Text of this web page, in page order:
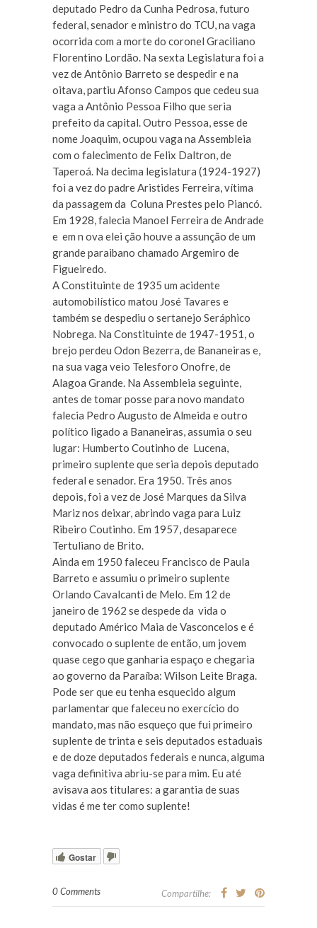
deputado Pedro da Cunha Pedrosa, futuro
federal, senador e ministro do TCU, na vaga
ocorrida com a morte do coronel Graciliano
Florentino Lordão. Na sexta Legislatura foi a
vez de Antônio Barreto se despedir e na
oitava, partiu Afonso Campos que cedeu sua
vaga a Antônio Pessoa Filho que seria
prefeito da capital. Outro Pessoa, esse de
nome Joaquim, ocupou vaga na Assembleia
com o falecimento de Felix Daltron, de
Taperoá. Na decima legislatura (1924-1927)
foi a vez do padre Aristides Ferreira, vítima
da passagem da Coluna Prestes pelo Piancó.
Em 1928, falecia Manoel Ferreira de Andrade
e em n ova elei ção houve a assunção de um
grande paraibano chamado Argemiro de
Figueiredo.
A Constituinte de 1935 um acidente
automobilístico matou José Tavares e
também se despediu o sertanejo Seráphico
Nobrega. Na Constituinte de 1947-1951, o
brejo perdeu Odon Bezerra, de Bananeiras e,
na sua vaga veio Telesforo Onofre, de
Alagoa Grande. Na Assembleia seguinte,
antes de tomar posse para novo mandato
falecia Pedro Augusto de Almeida e outro
político ligado a Bananeiras, assumia o seu
lugar: Humberto Coutinho de Lucena,
primeiro suplente que seria depois deputado
federal e senador. Era 1950. Três anos
depois, foi a vez de José Marques da Silva
Mariz nos deixar, abrindo vaga para Luiz
Ribeiro Coutinho. Em 1957, desaparece
Tertuliano de Brito.
Ainda em 1950 faleceu Francisco de Paula
Barreto e assumiu o primeiro suplente
Orlando Cavalcanti de Melo. Em 12 de
janeiro de 1962 se despede da vida o
deputado Américo Maia de Vasconcelos e é
convocado o suplente de então, um jovem
quase cego que ganharia espaço e chegaria
ao governo da Paraíba: Wilson Leite Braga.
Pode ser que eu tenha esquecido algum
parlamentar que faleceu no exercício do
mandato, mas não esqueço que fui primeiro
suplente de trinta e seis deputados estaduais
e de doze deputados federais e nunca, alguma
vaga definitiva abriu-se para mim. Eu até
avisava aos titulares: a garantia de suas
vidas é me ter como suplente!
Gostar
0 Comments Compartilhe: